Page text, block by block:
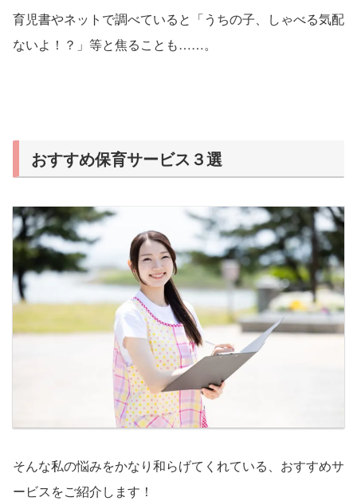
育児書やネットで調べていると「うちの子、しゃべる気配
ないよ！？」等と焦ることも……。
おすすめ保育サービス３選
そんな私の悩みをかなり和らげてくれている、おすすめサ
ービスをご紹介します！